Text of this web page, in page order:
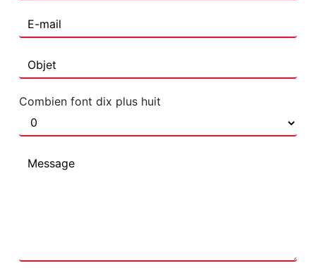
Combien font dix plus huit